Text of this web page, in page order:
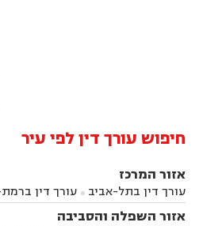
חיפוש עורך דין לפי עיר
אזור המרכז
עורך דין בתל-אביב  עורך דין
ברק עורך דין בפתח תקווה עורך אזור השפלה והסביבה